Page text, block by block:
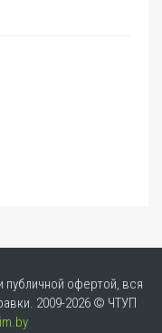
публичной офертой, вся
2009-2026 © ЧТУП